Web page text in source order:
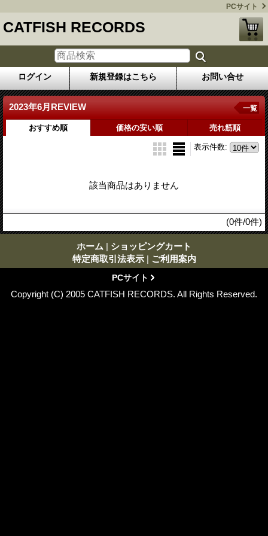
PCサイト
CATFISH RECORDS
ログイン 新規登録はこちら お問い合せ
2023年6月REVIEW 一覧
おすすめ順 価格の安い順 売れ筋順
表示件数:
該当商品はありません
(0件/0件)
ホーム | ショッピングカート
特定商取引法表示 | ご利用案内
PCサイト
Copyright (C) 2005 CATFISH RECORDS. All Rights Reserved.